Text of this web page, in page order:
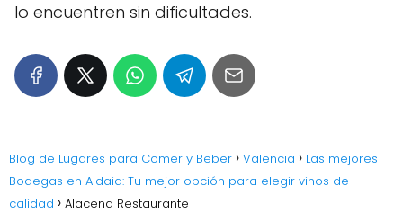
lo encuentren sin dificultades.
Blog de Lugares para Comer y Beber Valencia
Las mejores
Bodegas en Aldaia: Tu mejor opción para elegir vinos de
calidad
Alacena Restaurante